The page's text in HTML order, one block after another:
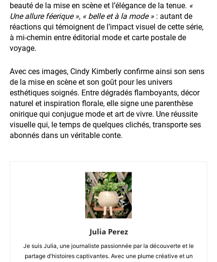
beauté de la mise en scène et l’élégance de la tenue. «
Une allure féerique », « belle et à la mode » : autant de
réactions qui témoignent de l’impact visuel de cette série,
à mi-chemin entre éditorial mode et carte postale de
voyage.
Avec ces images, Cindy Kimberly confirme ainsi son sens
de la mise en scène et son goût pour les univers
esthétiques soignés. Entre dégradés flamboyants, décor
naturel et inspiration florale, elle signe une parenthèse
onirique qui conjugue mode et art de vivre. Une réussite
visuelle qui, le temps de quelques clichés, transporte ses
abonnés dans un véritable conte.
Julia Perez
Je suis Julia, une journaliste passionnée par la découverte et le
partage d'histoires captivantes. Avec une plume créative et un